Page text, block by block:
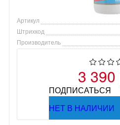
Артикул
Штрихкод
Производитель
3 390
ПОДПИСАТЬСЯ
НЕТ В НАЛИЧИИ